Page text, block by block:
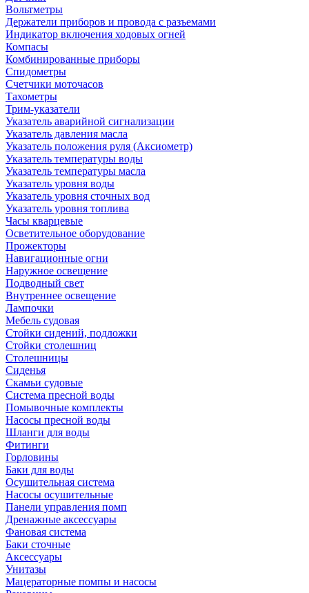
Вольтметры
Держатели приборов и провода с разъемами
Индикатор включения ходовых огней
Компасы
Комбинированные приборы
Спидометры
Счетчики моточасов
Тахометры
Трим-указатели
Указатель аварийной сигнализации
Указатель давления масла
Указатель положения руля (Аксиометр)
Указатель температуры воды
Указатель температуры масла
Указатель уровня воды
Указатель уровня сточных вод
Указатель уровня топлива
Часы кварцевые
Осветительное оборудование
Прожекторы
Навигационные огни
Наружное освещение
Подводный свет
Внутреннее освещение
Лампочки
Мебель судовая
Стойки сидений, подложки
Стойки столешниц
Столешницы
Сиденья
Скамьи судовые
Система пресной воды
Помывочные комплекты
Насосы пресной воды
Шланги для воды
Фитинги
Горловины
Баки для воды
Осушительная система
Насосы осушительные
Панели управления помп
Дренажные аксессуары
Фановая система
Баки сточные
Аксессуары
Унитазы
Мацераторные помпы и насосы